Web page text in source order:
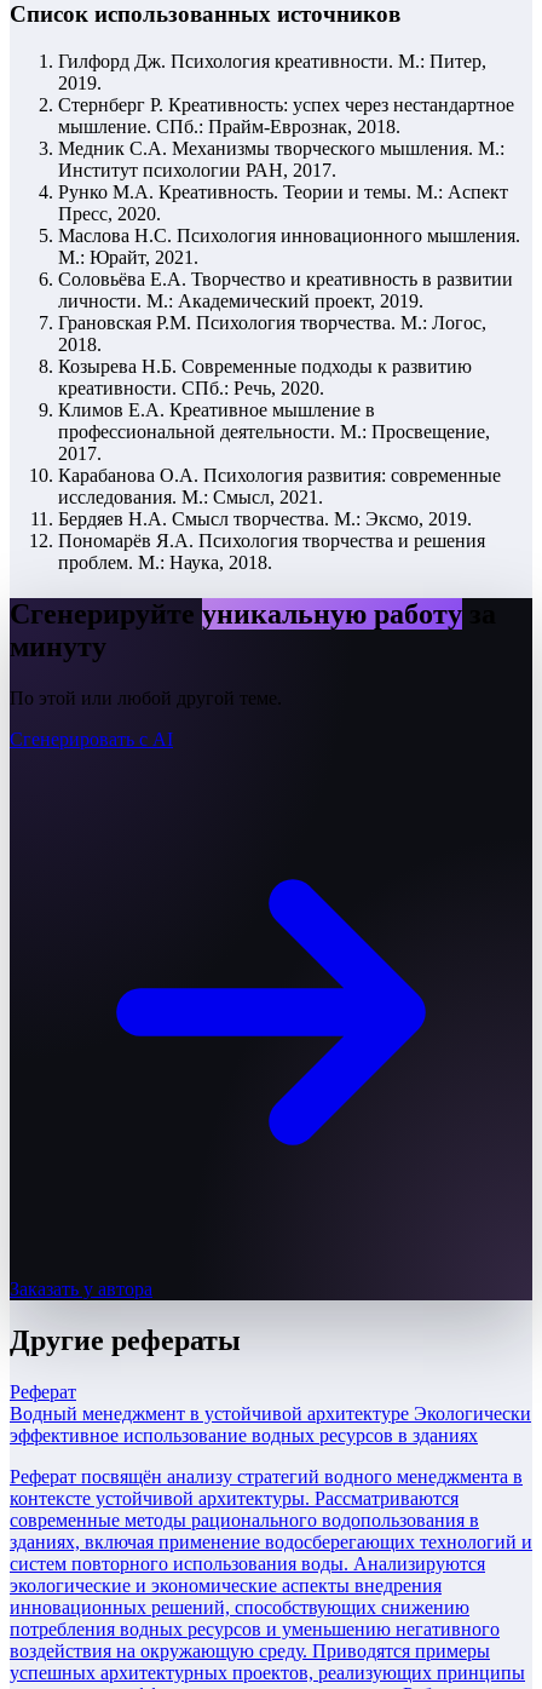
Список использованных источников
Гилфорд Дж. Психология креативности. М.: Питер,
2019.
Стернберг Р. Креативность: успех через нестандартное
мышление. СПб.: Прайм-Еврознак, 2018.
Медник С.А. Механизмы творческого мышления. М.:
Институт психологии РАН, 2017.
Рунко М.А. Креативность. Теории и темы. М.: Аспект
Пресс, 2020.
Маслова Н.С. Психология инновационного мышления.
М.: Юрайт, 2021.
Соловьёва Е.А. Творчество и креативность в развитии
личности. М.: Академический проект, 2019.
Грановская Р.М. Психология творчества. М.: Логос,
2018.
Козырева Н.Б. Современные подходы к развитию
креативности. СПб.: Речь, 2020.
Климов Е.А. Креативное мышление в
профессиональной деятельности. М.: Просвещение,
2017.
Карабанова О.А. Психология развития: современные
исследования. М.: Смысл, 2021.
Бердяев Н.А. Смысл творчества. М.: Эксмо, 2019.
Пономарёв Я.А. Психология творчества и решения
проблем. М.: Наука, 2018.
Сгенерируйте уникальную работу
минуту
По этой или любой другой теме.
Сгенерировать с AI
Заказать у автора
Другие рефераты
Реферат
Водный менеджмент в устойчивой архитектуре Экологически
эффективное использование водных ресурсов в зданиях
Реферат посвящён анализу стратегий водного менеджмента в
контексте устойчивой архитектуры. Рассматриваются
современные методы рационального водопользования в
зданиях, включая применение водосберегающих технологий и
систем повторного использования воды. Анализируются
экологические и экономические аспекты внедрения
инновационных решений, способствующих снижению
потребления водных ресурсов и уменьшению негативного
воздействия на окружающую среду. Приводятся примеры
успешных архитектурных проектов, реализующих принципы